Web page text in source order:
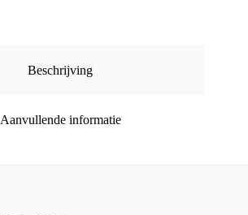
Beschrijving
Aanvullende informatie